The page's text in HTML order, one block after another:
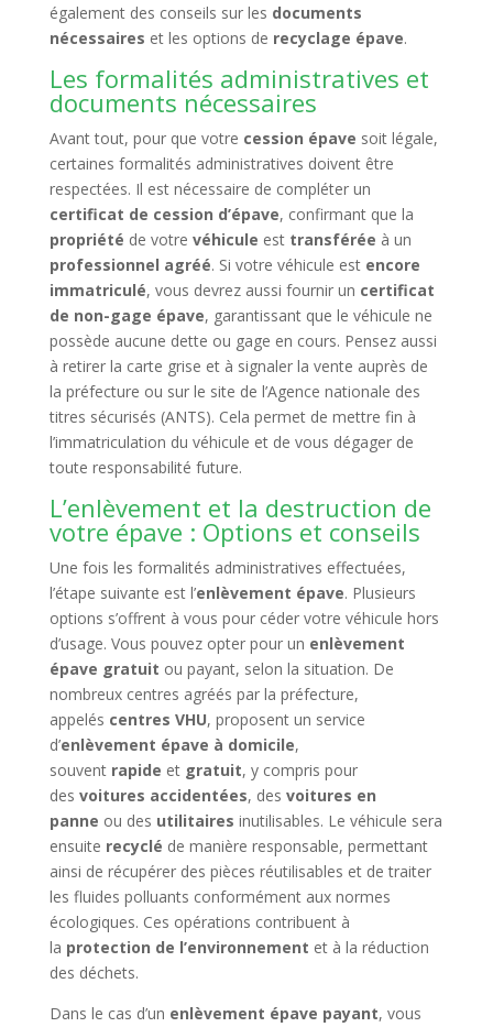
également des conseils sur les documents
nécessaires et les options de recyclage épave.
Les formalités administratives et
documents nécessaires
Avant tout, pour que votre cession épave soit légale,
certaines formalités administratives doivent être
respectées. Il est nécessaire de compléter un
certificat de cession d’épave, confirmant que la
propriété de votre véhicule est transférée à un
professionnel agréé. Si votre véhicule est encore
immatriculé, vous devrez aussi fournir un certificat
de non-gage épave, garantissant que le véhicule ne
possède aucune dette ou gage en cours. Pensez aussi
à retirer la carte grise et à signaler la vente auprès de
la préfecture ou sur le site de l’Agence nationale des
titres sécurisés (ANTS). Cela permet de mettre fin à
l’immatriculation du véhicule et de vous dégager de
toute responsabilité future.
L’enlèvement et la destruction de
votre épave : Options et conseils
Une fois les formalités administratives effectuées,
l’étape suivante est l’enlèvement épave. Plusieurs
options s’offrent à vous pour céder votre véhicule hors
d’usage. Vous pouvez opter pour un enlèvement
épave gratuit ou payant, selon la situation. De
nombreux centres agréés par la préfecture,
appelés centres VHU, proposent un service
d’enlèvement épave à domicile,
souvent rapide et gratuit, y compris pour
des voitures accidentées, des voitures en
panne ou des utilitaires inutilisables. Le véhicule sera
ensuite recyclé de manière responsable, permettant
ainsi de récupérer des pièces réutilisables et de traiter
les fluides polluants conformément aux normes
écologiques. Ces opérations contribuent à
la protection de l’environnement et à la réduction
des déchets.
Dans le cas d’un enlèvement épave payant, vous